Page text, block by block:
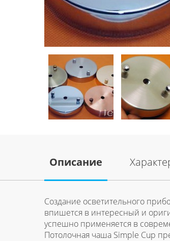
Описание
Создание осветительного
впишется в интересный и
успешно применяется в
Потолочная чаша Simple Cup